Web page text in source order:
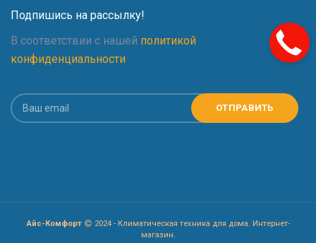
Подпишись на рассылку!
В соответствии с нашей политикой
конфиденциальности
Айс-Комфорт
2024 - Климатическая техника для дома. Интернет-
магазин.